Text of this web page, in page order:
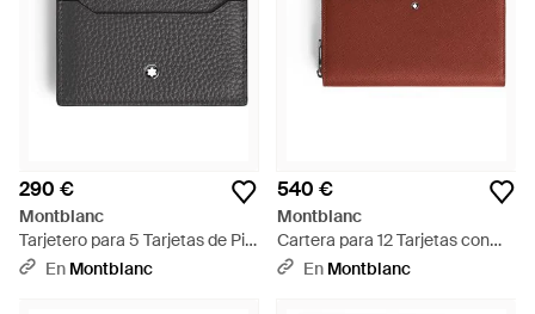
290 €
Montblanc
Tarjetero para 5 Tarjetas de Piel
Grain - Gris
En Montblanc
540 €
Montblanc
Cartera para 12 Tarjetas con
Cremallera de Piel Sartorial -
En Montblanc